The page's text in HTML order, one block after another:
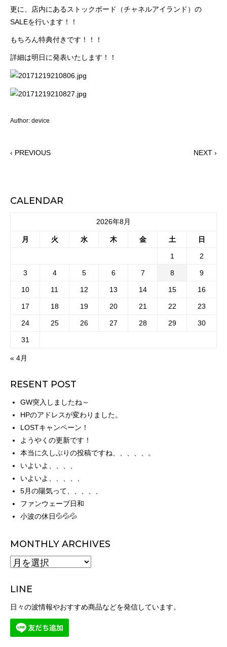
更に、店内にあるストックボード（チャネルアイランド）の
SALEを行います！！
もちろん特典付きです！！！
詳細は明日に発表いたします！！
Author: device
‹ PREVIOUS NEXT ›
CALENDAR
2026年8月
月 火 水 木 金 土 日
1 2
3 4 5 6 7 8 9
10 11 12 13 14 15 16
17 18 19 20 21 22 23
24 25 26 27 28 29 30
31
« 4月
RESENT POST
GW突入しましたね～
HPのアドレスが変わりました。
LOSTキャンペーン！
ようやくの更新です！
本当に久しぶりの投稿ですね、、、、、。
いよいよ、、、、
いよいよ、、、、、
5月の陽気って、、、、、
ファンウェーブ日和
小波の休日💦💦💦
MONTHLY ARCHIVES
MONTHLY
LINE
日々の波情報やおすすめ商品などを発信しています。